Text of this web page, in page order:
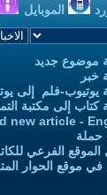
الموبايل
موضوع جديد
خبر
يوتيوب-فلم إلى
كتاب إلى مكتبة
new article -
الموقع الفرعي
في موقع الحوار